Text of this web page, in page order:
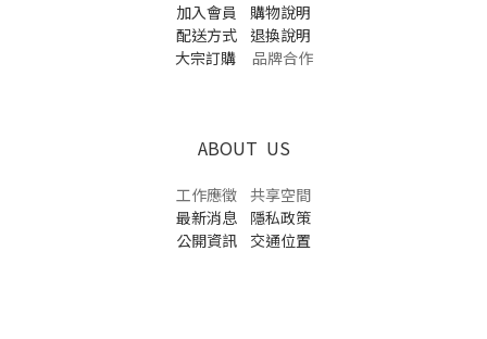
加入會員
購物說明
配送方式
退換說明
大宗訂購品牌合作
ABOUT US
工作應徵 共享空間
最新消息
隱私政策
公開資訊
交通位置